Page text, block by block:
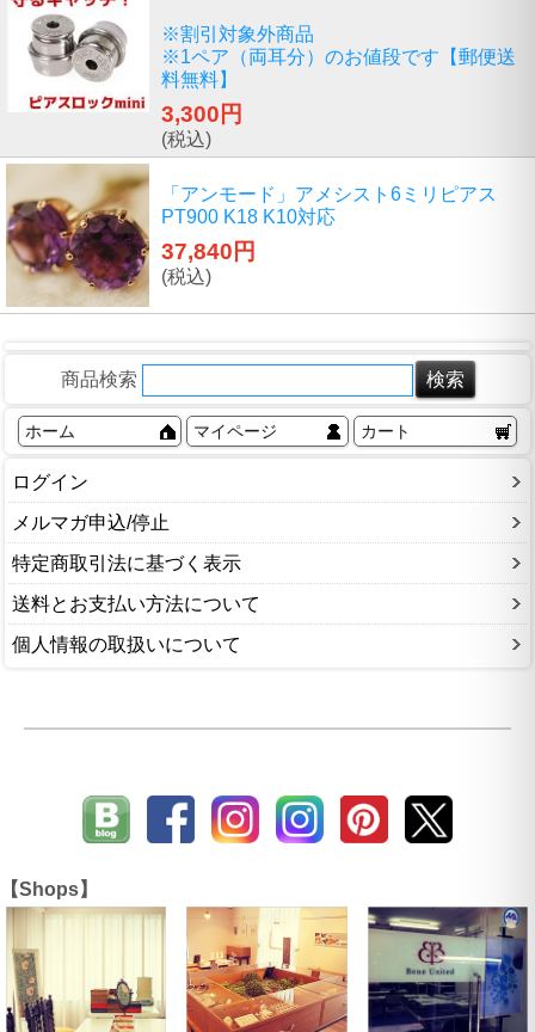
※割引対象外商品
※1ペア（両耳分）のお値段です【郵便送
料無料】
3,300円
(税込)
「アンモード」アメシスト6ミリピアス
PT900 K18 K10対応
37,840円
(税込)
商品検索
ホーム マイページ カート
ログイン
メルマガ申込/停止
特定商取引法に基づく表示
送料とお支払い方法について
個人情報の取扱いについて
【Shops】